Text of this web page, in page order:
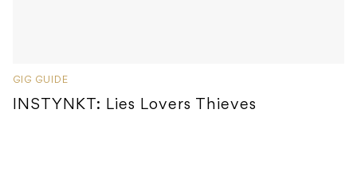
GIG GUIDE
INSTYNKT: Lies Lovers Thieves